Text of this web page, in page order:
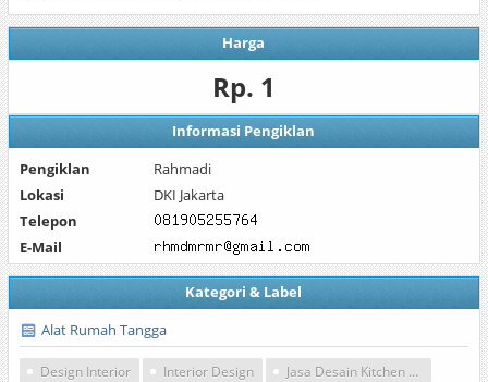
Harga
Rp. 1
Informasi Pengiklan
Pengiklan
Rahmadi
Lokasi
DKI Jakarta
Telepon
E-Mail
Kategori & Label
Alat Rumah Tangga
Design Interior Interior Design
Jasa Desain Kitchen Set